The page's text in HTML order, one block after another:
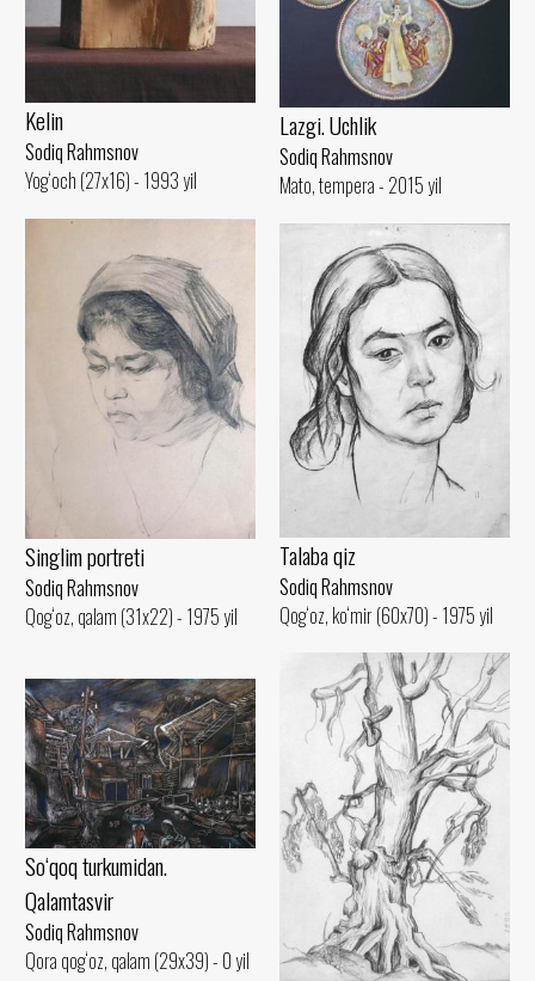
Kelin
Sodiq Rahmsnov
Yog‘och (27x16) - 1993 yil
Lazgi. Uchlik
Sodiq Rahmsnov
Mato, tempera - 2015 yil
Singlim portreti
Sodiq Rahmsnov
Qog‘oz, qalam (31x22) - 1975 yil
Talaba qiz
Sodiq Rahmsnov
Qog‘oz, ko‘mir (60x70) - 1975 yil
So‘qoq turkumidan.
Qalamtasvir
Sodiq Rahmsnov
Qora qog‘oz, qalam (29x39) - 0 yil